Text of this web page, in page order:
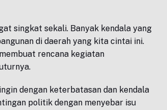
singkat sekali. Banyak kendala yang
di daerah yang kita cintai ini.
rencana kegiatan
dengan keterbatasan dan kendala
politik dengan menyebar isu